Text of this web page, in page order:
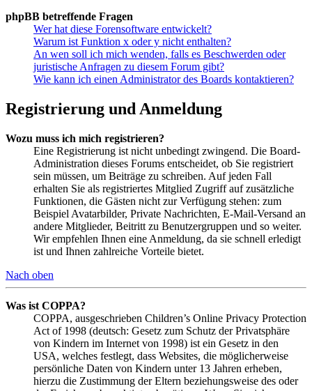
phpBB betreffende Fragen
Wer hat diese Forensoftware entwickelt?
Warum ist Funktion x oder y nicht enthalten?
An wen soll ich mich wenden, falls es Beschwerden oder
juristische Anfragen zu diesem Forum gibt?
Wie kann ich einen Administrator des Boards kontaktieren?
Registrierung und Anmeldung
Wozu muss ich mich registrieren?
Eine Registrierung ist nicht unbedingt zwingend. Die Board-
Administration dieses Forums entscheidet, ob Sie registriert
sein müssen, um Beiträge zu schreiben. Auf jeden Fall
erhalten Sie als registriertes Mitglied Zugriff auf zusätzliche
Funktionen, die Gästen nicht zur Verfügung stehen: zum
Beispiel Avatarbilder, Private Nachrichten, E-Mail-Versand an
andere Mitglieder, Beitritt zu Benutzergruppen und so weiter.
Wir empfehlen Ihnen eine Anmeldung, da sie schnell erledigt
ist und Ihnen zahlreiche Vorteile bietet.
Nach oben
Was ist COPPA?
COPPA, ausgeschrieben Children’s Online Privacy Protection
Act of 1998 (deutsch: Gesetz zum Schutz der Privatsphäre
von Kindern im Internet von 1998) ist ein Gesetz in den
USA, welches festlegt, dass Websites, die möglicherweise
persönliche Daten von Kindern unter 13 Jahren erheben,
hierzu die Zustimmung der Eltern beziehungsweise des oder